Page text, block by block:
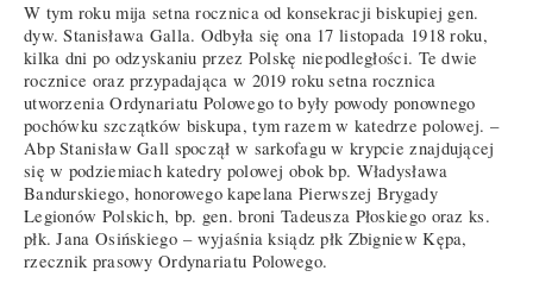
W tym roku mija setna rocznica od konsekracji biskupiej gen.
dyw. Stanisława Galla. Odbyła się ona 17 listopada 1918 roku,
kilka dni po odzyskaniu przez Polskę niepodległości. Te dwie
rocznice oraz przypadająca w 2019 roku setna rocznica
utworzenia Ordynariatu Polowego to były powody ponownego
pochówku szczątków biskupa, tym razem w katedrze polowej. –
Abp Stanisław Gall spoczął w sarkofagu w krypcie znajdującej
się w podziemiach katedry polowej obok bp. Władysława
Bandurskiego, honorowego kapelana Pierwszej Brygady
Legionów Polskich, bp. gen. broni Tadeusza Płoskiego oraz ks.
płk. Jana Osińskiego – wyjaśnia ksiądz płk Zbigniew Kępa,
rzecznik prasowy Ordynariatu Polowego.